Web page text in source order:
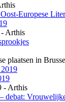
Europese
- Arthis
plaatsen in
- Arthis
debat: